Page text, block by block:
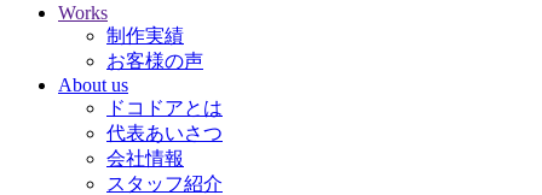
Works
制作実績
お客様の声
About us
ドコドアとは
代表あいさつ
会社情報
スタッフ紹介